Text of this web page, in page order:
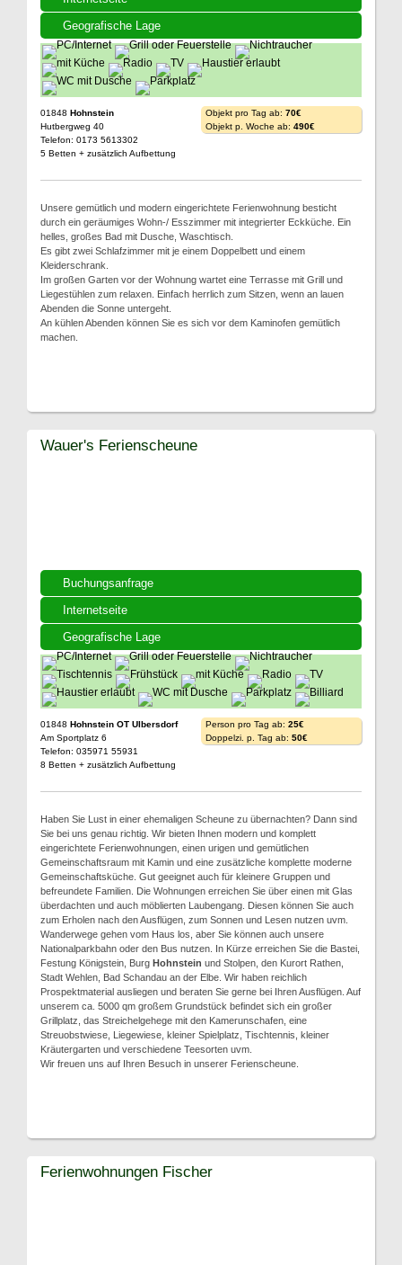
Geografische Lage
01848 Hohnstein
Hutbergweg 40
Telefon: 0173 5613302
5 Betten + zusätzlich Aufbettung
Objekt pro Tag ab: 70€
Objekt p. Woche ab: 490€
Unsere gemütlich und modern eingerichtete Ferienwohnung besticht
durch ein geräumiges Wohn-/ Esszimmer mit integrierter Eckküche. Ein
helles, großes Bad mit Dusche, Waschtisch.
Es gibt zwei Schlafzimmer mit je einem Doppelbett und einem
Kleiderschrank.
Im großen Garten vor der Wohnung wartet eine Terrasse mit Grill und
Liegestühlen zum relaxen. Einfach herrlich zum Sitzen, wenn an lauen
Abenden die Sonne untergeht.
An kühlen Abenden können Sie es sich vor dem Kaminofen gemütlich
machen.
Buchungsanfrage
Internetseite
Geografische Lage
Wauer's Ferienscheune
01848 Hohnstein OT Ulbersdorf
Am Sportplatz 6
Telefon: 035971 55931
8 Betten + zusätzlich Aufbettung
Person pro Tag ab: 25€
Doppelzi. p. Tag ab: 50€
Haben Sie Lust in einer ehemaligen Scheune zu übernachten? Dann sind
Sie bei uns genau richtig. Wir bieten Ihnen modern und komplett
eingerichtete Ferienwohnungen, einen urigen und gemütlichen
Gemeinschaftsraum mit Kamin und eine zusätzliche komplette moderne
Gemeinschaftsküche. Gut geeignet auch für kleinere Gruppen und
befreundete Familien. Die Wohnungen erreichen Sie über einen mit Glas
überdachten und auch möblierten Laubengang. Diesen können Sie auch
zum Erholen nach den Ausflügen, zum Sonnen und Lesen nutzen uvm.
Wanderwege gehen vom Haus los, aber Sie können auch unsere
Nationalparkbahn oder den Bus nutzen. In Kürze erreichen Sie die Bastei,
Festung Königstein, Burg Hohnstein und Stolpen, den Kurort Rathen,
Stadt Wehlen, Bad Schandau an der Elbe. Wir haben reichlich
Prospektmaterial ausliegen und beraten Sie gerne bei Ihren Ausflügen. Auf
unserem ca. 5000 qm großem Grundstück befindet sich ein großer
Grillplatz, das Streichelgehege mit den Kamerunschafen, eine
Streuobstwiese, Liegewiese, kleiner Spielplatz, Tischtennis, kleiner
Kräutergarten und verschiedene Teesorten uvm.
Wir freuen uns auf Ihren Besuch in unserer Ferienscheune.
Ferienwohnungen Fischer